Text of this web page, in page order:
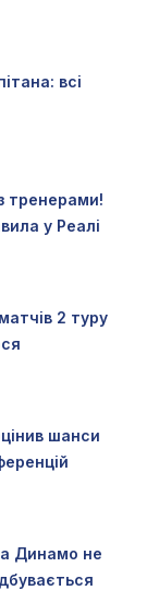
всі
тренерами!
у Реалі
2 туру
шанси
Динамо не